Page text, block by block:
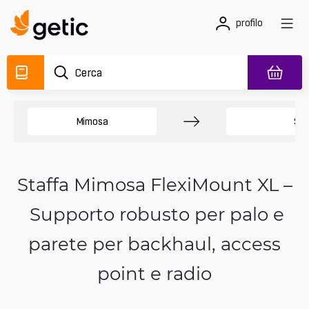
profilo
Mimosa
Staffa Mimosa FlexiMount XL –
Supporto robusto per palo e
parete per backhaul, access
point e radio